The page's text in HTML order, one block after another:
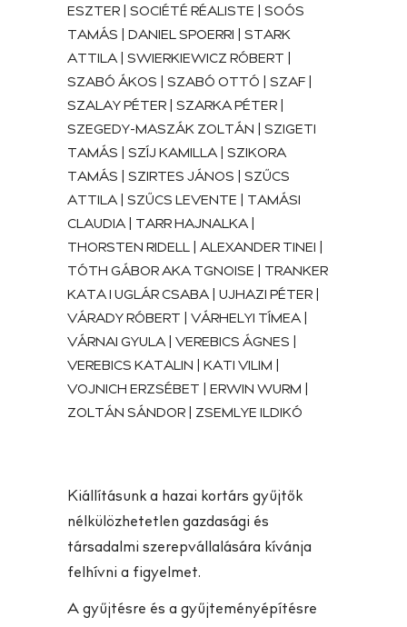
ESZTER | SOCIÉTÉ RÉALISTE | SOÓS
TAMÁS | DANIEL SPOERRI | STARK
ATTILA | SWIERKIEWICZ RÓBERT |
SZABÓ ÁKOS | SZABÓ OTTÓ | SZAF |
SZALAY PÉTER | SZARKA PÉTER |
SZEGEDY-MASZÁK ZOLTÁN | SZIGETI
TAMÁS | SZÍJ KAMILLA | SZIKORA
TAMÁS | SZIRTES JÁNOS | SZŰCS
ATTILA | SZŰCS LEVENTE | TAMÁSI
CLAUDIA | TARR HAJNALKA |
THORSTEN RIDELL | ALEXANDER TINEI |
TÓTH GÁBOR AKA TGNOISE | TRANKER
KATA I UGLÁR CSABA | UJHAZI PÉTER |
VÁRADY RÓBERT | VÁRHELYI TÍMEA |
VÁRNAI GYULA | VEREBICS ÁGNES |
VEREBICS KATALIN | KATI VILIM |
VOJNICH ERZSÉBET | ERWIN WURM |
ZOLTÁN SÁNDOR | ZSEMLYE ILDIKÓ
Kiállításunk a hazai kortárs gyűjtők
nélkülözhetetlen gazdasági és
társadalmi szerepvállalására kívánja
felhívni a figyelmet.
A gyűjtésre és a gyűjteményépítésre